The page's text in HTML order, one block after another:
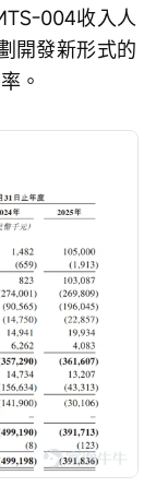
004收入人
開發新形式的
。